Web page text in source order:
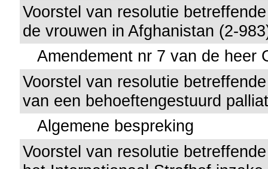
Voorstel van resolutie
de vrouwen in Afghanistan (2-
Amendement nr 7 van de heer
Voorstel van resolutie
van een behoeftengestuurd
Algemene bespreking
Voorstel van resolutie